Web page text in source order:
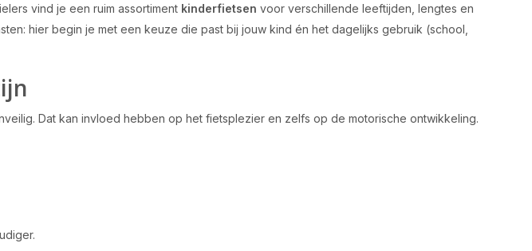
vind je een ruim assortiment kinderfietsen voor verschillende leeftijden, lengtes en
hier begin je met een keuze die past bij jouw kind én het dagelijks gebruik (school,
Dat kan invloed hebben op het fietsplezier en zelfs op de motorische ontwikkeling.